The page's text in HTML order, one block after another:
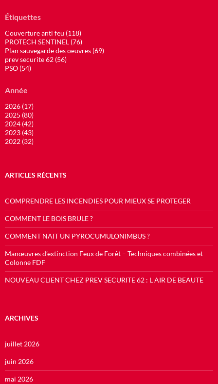
Étiquettes
Couverture anti feu (118)
PROTECH SENTINEL (76)
Plan sauvegarde des oeuvres (69)
prev securite 62 (56)
PSO (54)
Année
2026 (17)
2025 (80)
2024 (42)
2023 (43)
2022 (32)
ARTICLES RÉCENTS
COMPRENDRE LES INCENDIES POUR MIEUX SE PROTEGER
COMMENT LE BOIS BRULE ?
COMMENT NAIT UN PYROCUMULONIMBUS ?
Manœuvres d’extinction Feux de Forêt – Techniques combinées et
Colonne FDF
NOUVEAU CLIENT CHEZ PREV SECURITE 62 : L AIR DE BEAUTE
ARCHIVES
juillet 2026
juin 2026
mai 2026